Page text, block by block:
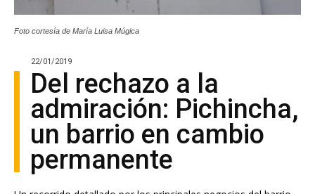
22/01/2019
Del rechazo a la
admiración: Pichincha,
un barrio en cambio
permanente